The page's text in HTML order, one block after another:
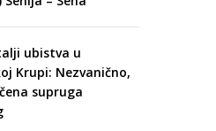
ubistva u
Krupi: Nezvanično,
supruga